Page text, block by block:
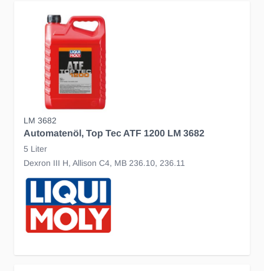
LM 3682
Automatenöl, Top Tec ATF 1200 LM 3682
5 Liter
Dexron III H, Allison C4, MB 236.10, 236.11